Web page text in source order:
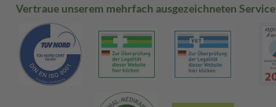
Vertraue unserem mehrfach ausgezeichneten Service